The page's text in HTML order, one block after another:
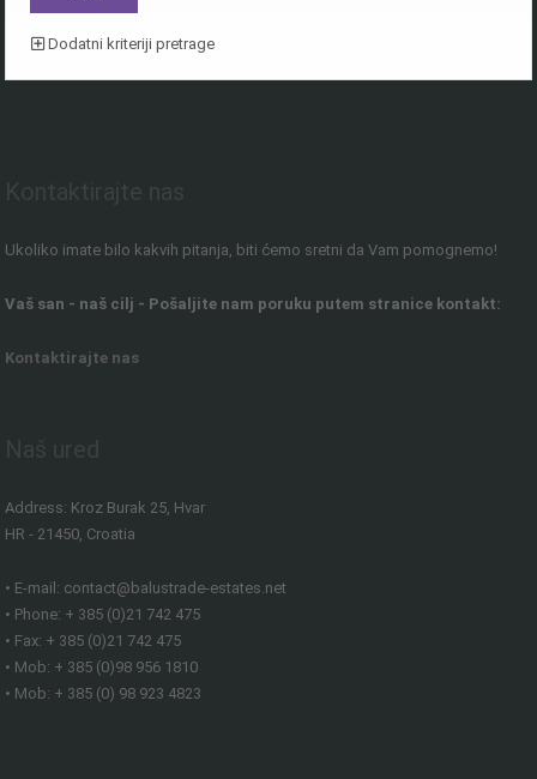
Dodatni kriteriji pretrage
Ukoliko imate bilo kakvih pitanja, biti ćemo sretni da Vam pomognemo!
Vaš san - naš cilj - Pošaljite nam poruku putem stranice kontakt:
Kontaktirajte nas
Address: Kroz Burak 25, Hvar
HR - 21450, Croatia
• E-mail: contact@balustrade-estates.net
• Phone: + 385 (0)21 742 475
• Fax: + 385 (0)21 742 475
• Mob: + 385 (0)98 956 1810
• Mob: + 385 (0) 98 923 4823